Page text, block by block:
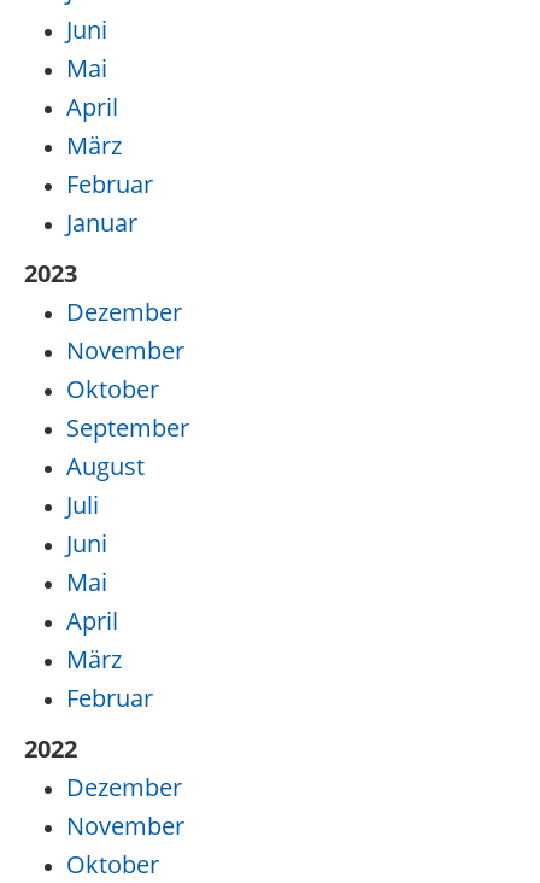
Juni
Mai
April
März
Februar
Januar
2023
Dezember
November
Oktober
September
August
Juli
Juni
Mai
April
März
Februar
2022
Dezember
November
Oktober